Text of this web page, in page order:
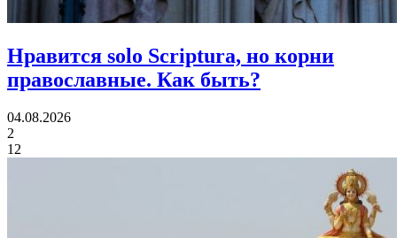
Нравится solo Scriptura, но корни
православные. Как быть?
04.08.2026
2
12